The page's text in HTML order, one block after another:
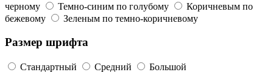
черному
Темно-синим по голубому
Коричневым по
бежевому
Зеленым по темно-коричневому
Размер шрифта
Стандартный Средний Большой